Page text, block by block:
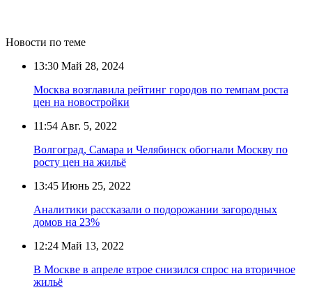
Новости по теме
13:30 Май 28, 2024
Москва возглавила рейтинг городов по темпам роста
цен на новостройки
11:54 Авг. 5, 2022
Волгоград, Самара и Челябинск обогнали Москву по
росту цен на жильё
13:45 Июнь 25, 2022
Аналитики рассказали о подорожании загородных
домов на 23%
12:24 Май 13, 2022
В Москве в апреле втрое снизился спрос на вторичное
жильё